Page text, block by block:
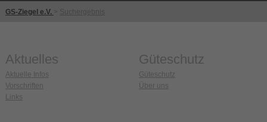
GS-Ziegel e.V. Suchergebnis
Aktuelles
Aktuelle Infos
Vorschriften
Links
Güteschutz
Güteschutz
Über uns